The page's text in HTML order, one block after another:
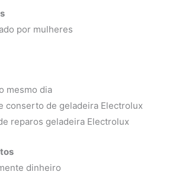
por mulheres
mesmo dia
conserto de geladeira Electrolux
reparos geladeira Electrolux
dinheiro